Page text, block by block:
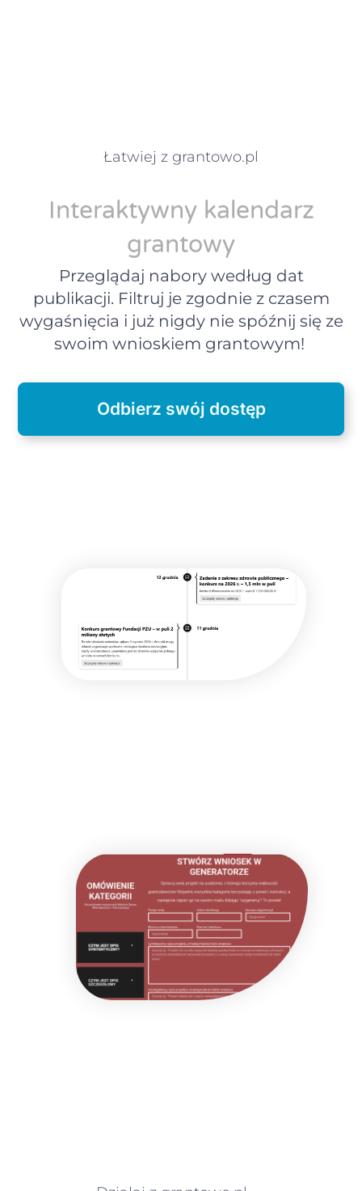
Łatwiej z grantowo.pl
Interaktywny kalendarz
grantowy
Przeglądaj nabory według dat
publikacji. Filtruj je zgodnie z czasem
wygaśnięcia i już nigdy nie spóźnij się ze
swoim wnioskiem grantowym!
Odbierz swój dostęp